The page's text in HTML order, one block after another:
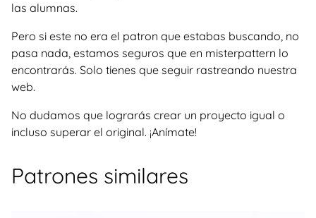
las alumnas.
Pero si este no era el patron que estabas buscando, no
pasa nada, estamos seguros que en misterpattern lo
encontrarás. Solo tienes que seguir rastreando nuestra
web.
No dudamos que lograrás crear un proyecto igual o
incluso superar el original. ¡Anímate!
Patrones similares